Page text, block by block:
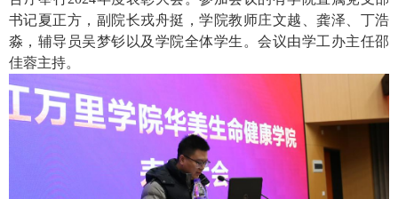
书记夏正方，副院长戎舟挺，学院教师庄文越、龚泽、丁浩
淼，辅导员吴梦钐以及学院全体学生。会议由学工办主任邵
佳蓉主持。